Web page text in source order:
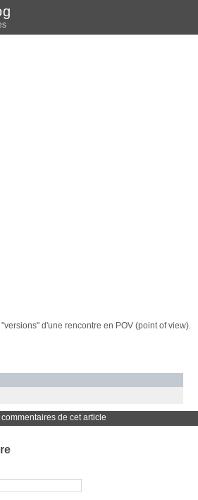
d'une rencontre en POV (point of view).
commentaires de cet article